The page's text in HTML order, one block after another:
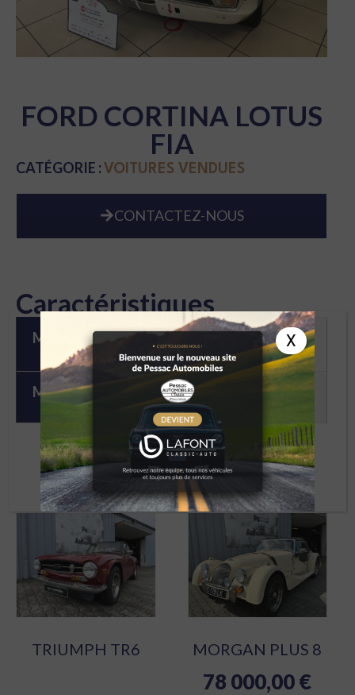
FORD CORTINA LOTUS
FIA
CATÉGORIE : VOITURES VENDUES
CONTACTEZ-NOUS
Caractéristiques
Marque Ford
Modèle CORTINA LOTUS FIA
À DÉCOUVRIR
TRIUMPH TR6 MORGAN PLUS 8
78 000,00€
X